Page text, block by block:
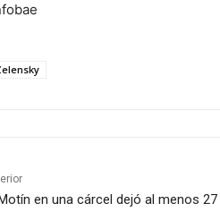
en una cárcel dejó al menos 27